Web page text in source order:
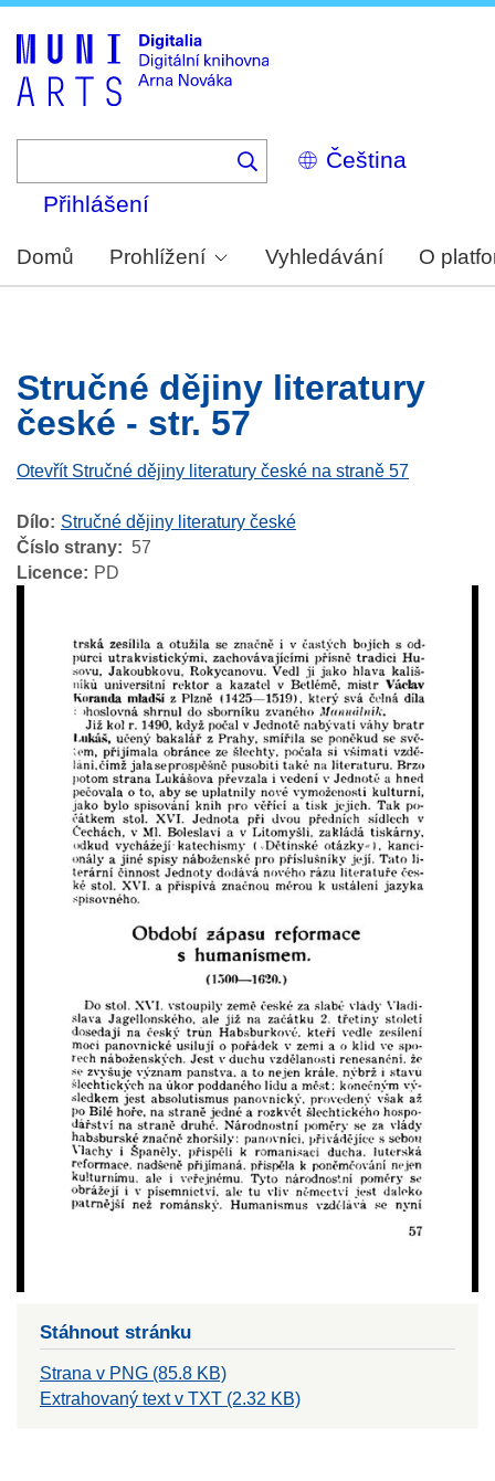
Select
your
Přihlášení
Domů Prohlížení Vyhledávání O
Stručné dějiny literatury
české - str. 57
Otevřít Stručné dějiny literatury české na straně 57
Dílo
Stručné dějiny literatury české
Číslo strany
57
Licence
PD
Stáhnout stránku
Strana v PNG (85.8 KB)
Extrahovaný text v TXT (2.32 KB)